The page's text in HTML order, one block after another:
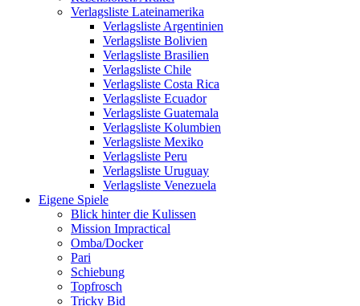
Verlagsliste Lateinamerika
Verlagsliste Argentinien
Verlagsliste Bolivien
Verlagsliste Brasilien
Verlagsliste Chile
Verlagsliste Costa Rica
Verlagsliste Ecuador
Verlagsliste Guatemala
Verlagsliste Kolumbien
Verlagsliste Mexiko
Verlagsliste Peru
Verlagsliste Uruguay
Verlagsliste Venezuela
Eigene Spiele
Blick hinter die Kulissen
Mission Impractical
Omba/Docker
Pari
Schiebung
Topfrosch
Tricky Bid